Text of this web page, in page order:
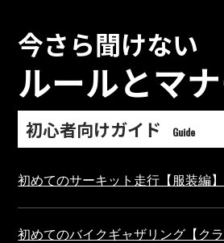
今さら聞けない
ルールとマ
初心者向けガイド Guide
初めてのサーキット走行【服装編】
初めてのバイクギャザリング【ク